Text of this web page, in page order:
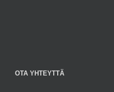
OTA YHTEYTTÄ